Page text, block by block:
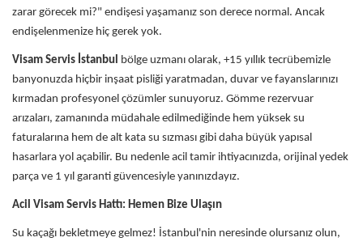
zarar görecek mi?" endişesi yaşamanız son derece normal. Ancak
endişelenmenize hiç gerek yok.
Visam Servis İstanbul bölge uzmanı olarak, +15 yıllık tecrübemizle
banyonuzda hiçbir inşaat pisliği yaratmadan, duvar ve fayanslarınızı
kırmadan profesyonel çözümler sunuyoruz. Gömme rezervuar
arızaları, zamanında müdahale edilmediğinde hem yüksek su
faturalarına hem de alt kata su sızması gibi daha büyük yapısal
hasarlara yol açabilir. Bu nedenle acil tamir ihtiyacınızda, orijinal yedek
parça ve 1 yıl garanti güvencesiyle yanınızdayız.
Acil Visam Servis Hattı: Hemen Bize Ulaşın
Su kaçağı bekletmeye gelmez! İstanbul'nin neresinde olursanız olun,